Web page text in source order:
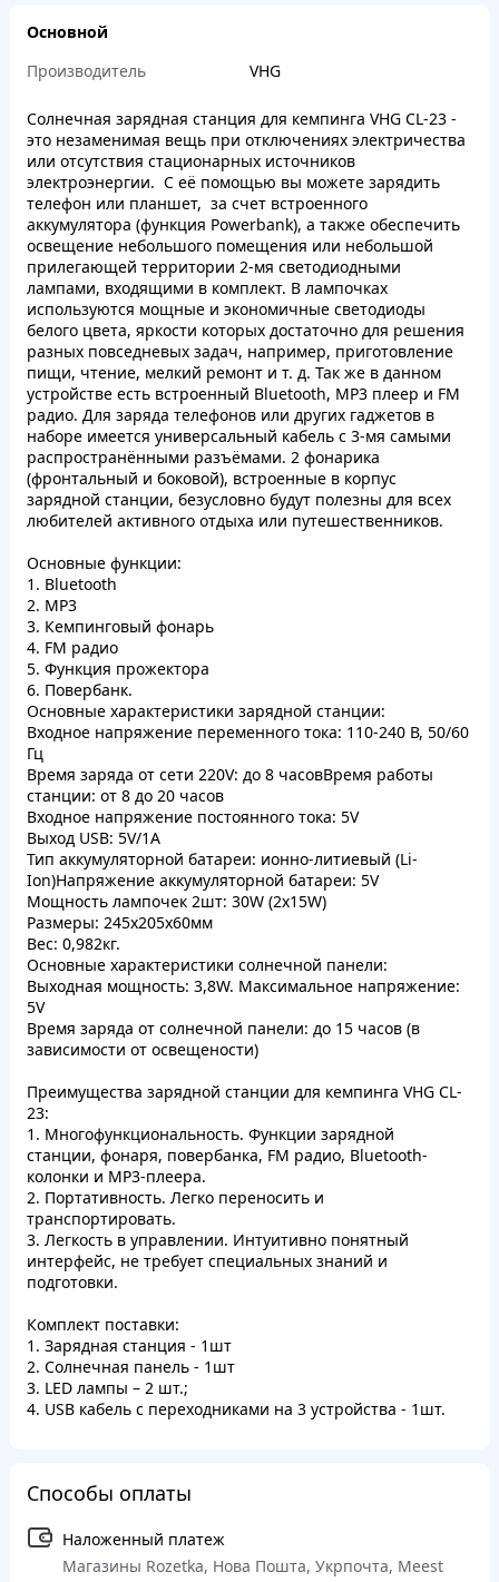
Основной
Производитель
VHG
Солнечная зарядная станция для кемпинга VHG CL-23 -
это незаменимая вещь при отключениях электричества
или отсутствия стационарных источников
электроэнергии. С её помощью вы можете зарядить
телефон или планшет, за счет встроенного
аккумулятора (функция Powerbank), а также обеспечить
освещение небольшого помещения или небольшой
прилегающей территории 2-мя светодиодными
лампами, входящими в комплект. В лампочках
используются мощные и экономичные светодиоды
белого цвета, яркости которых достаточно для решения
разных повседневых задач, например, приготовление
пищи, чтение, мелкий ремонт и т. д. Так же в данном
устройстве есть встроенный Bluetooth, MP3 плеер и FM
радио. Для заряда телефонов или других гаджетов в
наборе имеется универсальный кабель с 3-мя самыми
распространёнными разъёмами. 2 фонарика
(фронтальный и боковой), встроенные в корпус
зарядной станции, безусловно будут полезны для всех
любителей активного отдыха или путешественников.
Основные функции:
1. Bluetooth
2. MP3
3. Кемпинговый фонарь
4. FM радио
5. Функция прожектора
6. Повербанк.
Основные характеристики зарядной станции:
Входное напряжение переменного тока: 110-240 В, 50/60
Гц
Время заряда от сети 220V: до 8 часовВремя работы
станции: от 8 до 20 часов
Входное напряжение постоянного тока: 5V
Выход USB: 5V/1A
Тип аккумуляторной батареи: ионно-литиевый (Li-
Ion)Напряжение аккумуляторной батареи: 5V
Мощность лампочек 2шт: 30W (2х15W)
Размеры: 245x205x60мм
Вес: 0,982кг.
Основные характеристики солнечной панели:
Выходная мощность: 3,8W. Максимальное напряжение:
5V
Время заряда от солнечной панели: до 15 часов (в
зависимости от освещености)
Преимущества зарядной станции для кемпинга VHG CL-
23:
1. Многофункциональность. Функции зарядной
станции, фонаря, повербанка, FM радио, Bluetooth-
колонки и MP3-плеера.
2. Портативность. Легко переносить и
транспортировать.
3. Легкость в управлении. Интуитивно понятный
интерфейс, не требует специальных знаний и
подготовки.
Комплект поставки:
1. Зарядная станция - 1шт
2. Солнечная панель - 1шт
3. LED лампы – 2 шт.;
4. USB кабель с переходниками на 3 устройства - 1шт.
Способы оплаты
Наложенный платеж
Магазины Rozetka, Нова Пошта, Укрпочта, Meest